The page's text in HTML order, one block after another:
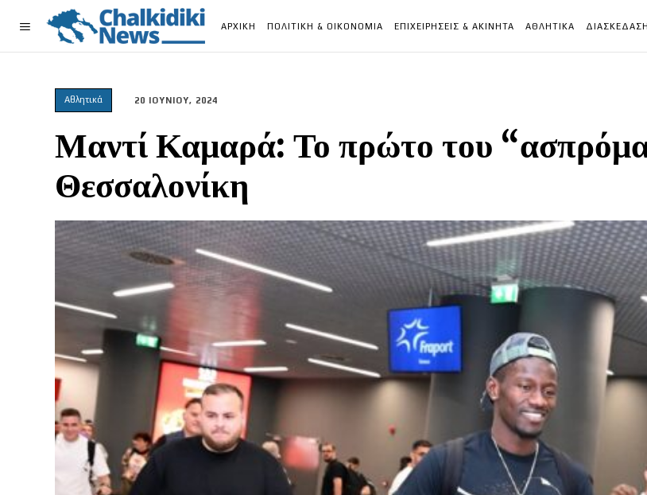
ΑΡΧΙΚΗ ΠΟΛΙΤΙΚΗ & ΟΙΚΟΝΟΜΙΑ ΕΠΙΧΕΙΡΗΣΕΙΣ & ΑΚΙΝΗΤΑ ΑΘΛΗΤΙΚΑ
Αθλητικά 20 ΙΟΥΝΙΟΥ, 2024
Μαντί Καμαρά: Το πρώτο του
Θεσσαλονίκη